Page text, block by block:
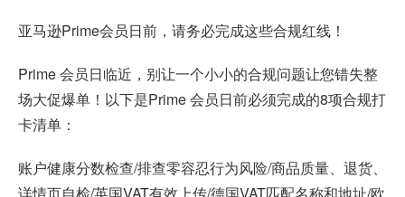
亚马逊Prime会员日前，请务必完成这些合规红线！
Prime 会员日临近，别让一个小小的合规问题让您错失整
场大促爆单！以下是Prime 会员日前必须完成的8项合规打
卡清单：
账户健康分数检查/排查零容忍行为风险/商品质量、退货、
详情页自检/英国VAT有效上传/德国VAT匹配名称和地址/欧